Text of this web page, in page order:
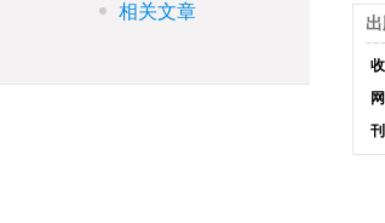
相关文章